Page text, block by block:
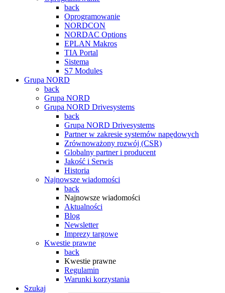
back
Oprogramowanie
NORDCON
NORDAC Options
EPLAN Makros
TIA Portal
Sistema
S7 Modules
Grupa NORD
back
Grupa NORD
Grupa NORD Drivesystems
back
Grupa NORD Drivesystems
Partner w zakresie systemów napędowych
Zrównoważony rozwój (CSR)
Globalny partner i producent
Jakość i Serwis
Historia
Najnowsze wiadomości
back
Najnowsze wiadomości
Aktualności
Blog
Newsletter
Imprezy targowe
Kwestie prawne
back
Kwestie prawne
Regulamin
Warunki korzystania
Szukaj